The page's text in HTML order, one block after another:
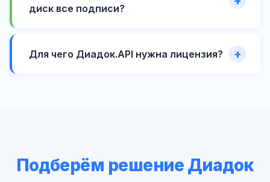
диск все подписи?
Для чего Диадок.API нужна лицензия?
Подберём решение Диадок